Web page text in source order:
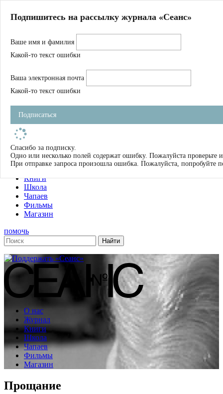
Магазин
Журнал
Школа
Устав
Фильмы
Имена
Тэги
О нас
Журнал
Книги
Школа
Чапаев
Фильмы
Магазин
помочь
О нас
Журнал
Книги
Школа
Чапаев
Фильмы
Магазин
Прощание
Подпишитесь на рассылку журнала «Сеанс»
Ваше имя и фамилия
Какой-то текст ошибки
Ваша электронная почта
Какой-то текст ошибки
Подписаться
Спасибо за подписку.
Одно или несколько полей содержат ошибку. Пожалуйста проверьте
При отправке запроса произошла ошибка. Пожалуйста, попробуйте